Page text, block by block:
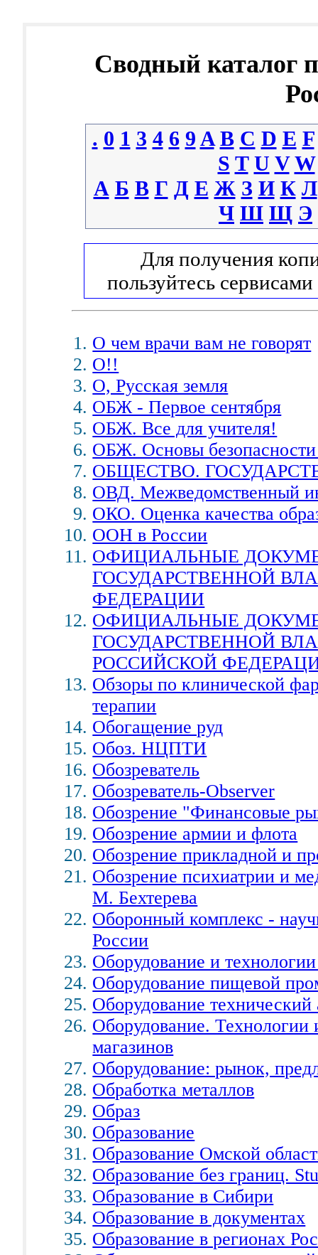
Сводный каталог
. 0 1 3 4 6 9 A B C D E F
S T U V W
А Б В Г Д Е Ж З И К Л
Ч Ш Щ Э
Для получения
пользуйтесь сервисами
О чем врачи вам не говорят
О!!
О, Русская земля
ОБЖ - Первое сентября
ОБЖ. Все для учителя!
ОБЖ. Основы
ОБЩЕСТВО.
ОВД. Межведомственный
ОКО. Оценка качества
ООН в России
ОФИЦИАЛЬНЫЕ
ГОСУДАРСТВЕННОЙ
ФЕДЕРАЦИИ
ОФИЦИАЛЬНЫЕ
ГОСУДАРСТВЕННОЙ
РОССИЙСКОЙ
Обзоры по клинической
терапии
Обогащение руд
Обоз. НЦПТИ
Обозреватель
Обозреватель-Observer
Обозрение "Финансовые
Обозрение армии и флота
Обозрение прикладной и
Обозрение психиатрии и
М. Бехтерева
Оборонный комплекс -
России
Оборудование и
Оборудование пищевой
Оборудование технический
Оборудование. Технологии
магазинов
Оборудование: рынок,
Обработка металлов
Образ
Образование
Образование Омской
Образование без границ.
Образование в Сибири
Образование в документах
Образование в регионах